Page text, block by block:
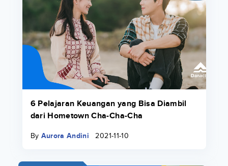
6 Pelajaran Keuangan yang Bisa Diambil
dari Hometown Cha-Cha-Cha
By Aurora Andini 2021-11-10